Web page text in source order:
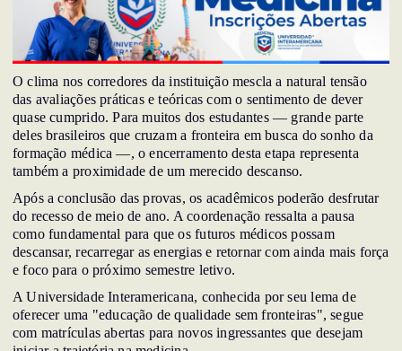
O clima nos corredores da instituição mescla a natural tensão
das avaliações práticas e teóricas com o sentimento de dever
quase cumprido. Para muitos dos estudantes — grande parte
deles brasileiros que cruzam a fronteira em busca do sonho da
formação médica —, o encerramento desta etapa representa
também a proximidade de um merecido descanso.
Após a conclusão das provas, os acadêmicos poderão desfrutar
do recesso de meio de ano. A coordenação ressalta a pausa
como fundamental para que os futuros médicos possam
descansar, recarregar as energias e retornar com ainda mais força
e foco para o próximo semestre letivo.
A Universidade Interamericana, conhecida por seu lema de
oferecer uma "educação de qualidade sem fronteiras", segue
com matrículas abertas para novos ingressantes que desejam